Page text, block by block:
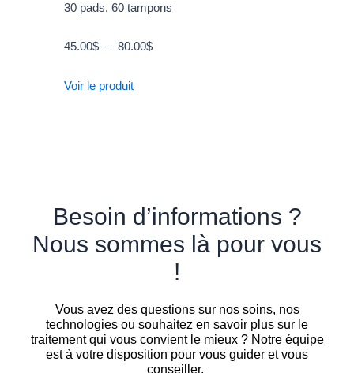
30 pads, 60 tampons
45.00$ – 80.00$
Voir le produit
Besoin d’informations ?
Nous sommes là pour vous
!
Vous avez des questions sur nos soins, nos
technologies ou souhaitez en savoir plus sur le
traitement qui vous convient le mieux ? Notre équipe
est à votre disposition pour vous guider et vous
conseiller.